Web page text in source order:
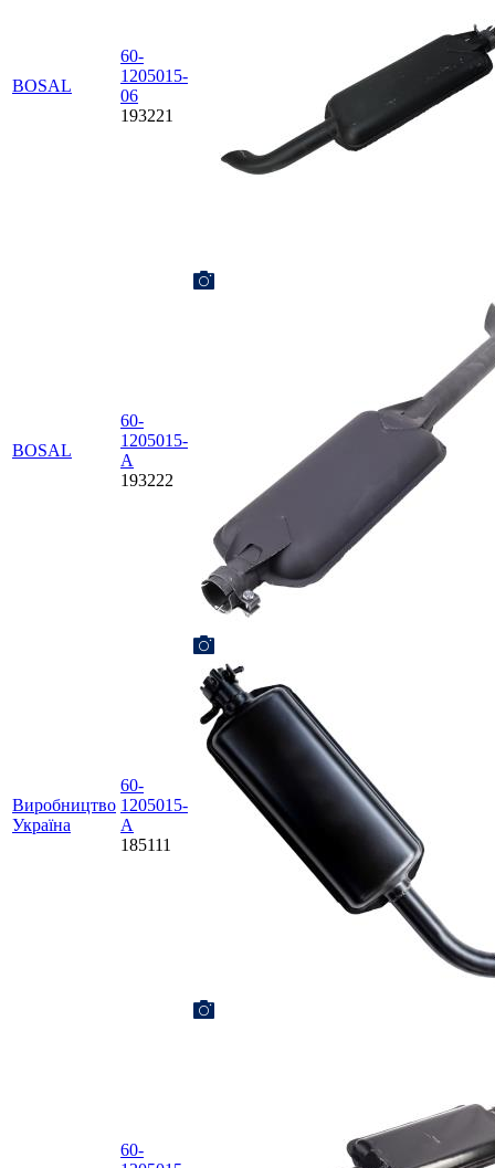
BOSAL
60-
1205015-
06
193221
BOSAL
60-
1205015-
А
193222
Виробництво
Україна
60-
1205015-
А
185111
60-